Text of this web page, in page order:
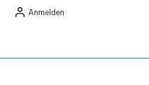
Anmelden